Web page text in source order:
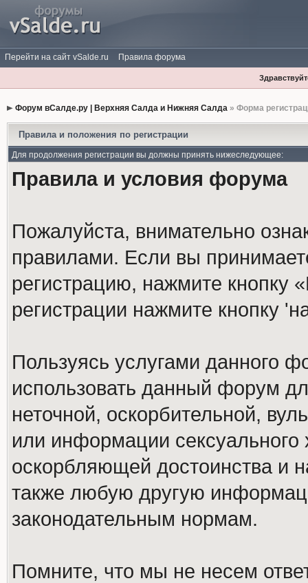
Перейти на сайт vSalde.ru Правила форума
Форум вСалде.ру | Верхняя Салда и Нижняя Салда» Форма
Правила и положения по регистрации
Для продолжения регистрации вы должны принять нижеследующее:
Правила и условия форума
Пожалуйста, внимательно
правилами. Если вы
регистрацию, нажмите кнопку
регистрации нажмите кнопку
Пользуясь услугами данного
использовать данный форум
неточной, оскорбительной,
или информации
оскорбляющей достоинства и
также любую другую
законодательным нормам.
Помните, что мы не несем